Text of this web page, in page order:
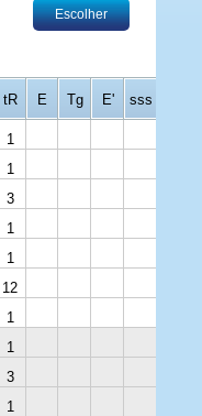
Escolher
tR E Tg E' sss
1
1
3
1
1
12
1
1
3
1